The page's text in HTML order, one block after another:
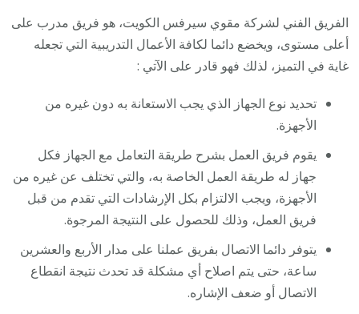
الفريق الفني لشركة مقوي سيرفس الكويت، هو فريق مدرب على
أعلى مستوى، ويخضع دائما لكافة الأعمال التدريبية التي تجعله
غاية في التميز، لذلك فهو قادر على الآتي :
تحديد نوع الجهاز الذي يجب الاستعانة به دون غيره من
الأجهزة.
يقوم فريق العمل بشرح طريقة التعامل مع الجهاز فكل
جهاز له طريقة العمل الخاصة به، والتي تختلف عن غيره من
الأجهزة، ويجب الالتزام بكل الإرشادات التي تقدم من قبل
فريق العمل، وذلك للحصول على النتيجة المرجوة.
يتوفر دائما الاتصال بفريق عملنا على مدار الأربع والعشرين
ساعة، حتى يتم اصلاح أي مشكلة قد تحدث نتيجة انقطاع
الاتصال أو ضعف الإشاره.